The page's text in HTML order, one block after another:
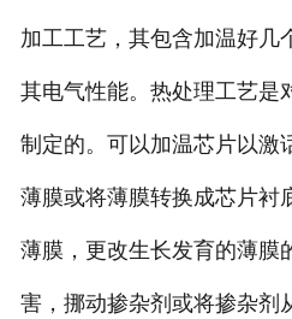
加工工艺，其包含加温好几
其电气性能。热处理工艺是
制定的。可以加温芯片以激
薄膜或将薄膜转换成芯片衬
薄膜，更改生长发育的薄膜
害，挪动掺杂剂或将掺杂剂